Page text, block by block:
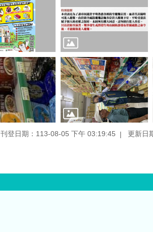
刊登日期：113-08-05 下午 03:19:45 更新日